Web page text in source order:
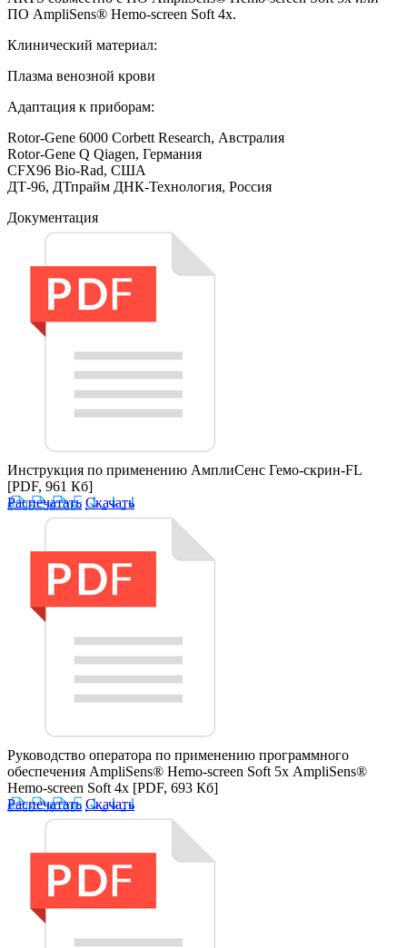
ПО AmpliSens® Hemo-screen Soft 4х.
Клинический материал:
Плазма венозной крови
Адаптация к приборам:
Rotor-Gene 6000 Corbett Research, Австралия
Rotor-Gene Q Qiagen, Германия
CFX96 Bio-Rad, США
ДТ-96, ДТпрайм ДНК-Технология, Россия
Документация
Инструкция по применению АмплиСенс Гемо-скрин-FL
[PDF, 961 Кб]
Распечатать Скачать
Руководство оператора по применению программного
обеспечения AmpliSens® Hemo-screen Soft 5х AmpliSens®
Hemo-screen Soft 4х [PDF, 693 Кб]
Распечатать Скачать